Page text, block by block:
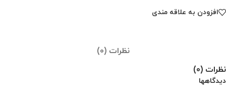
افزودن به علاقه مندی
نظرات (0)
نظرات (0)
دیدگاهها